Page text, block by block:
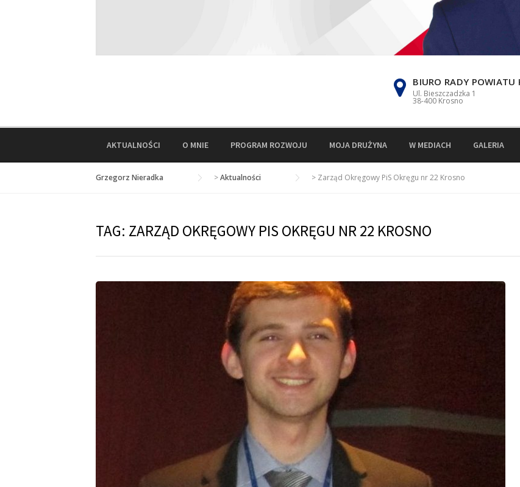
BIURO RADY POWIATU
Ul. Bieszczadzka 1
38-400 Krosno
AKTUALNOŚCI O MNIE PROGRAM ROZWOJU MOJA DRUŻYNA W MEDIACH GALERIA
Grzegorz Nieradka >Aktualności > Zarząd Okręgowy PiS Okręgu nr 22 Krosno
TAG: ZARZĄD OKRĘGOWY PIS OKRĘGU NR 22 KROSNO